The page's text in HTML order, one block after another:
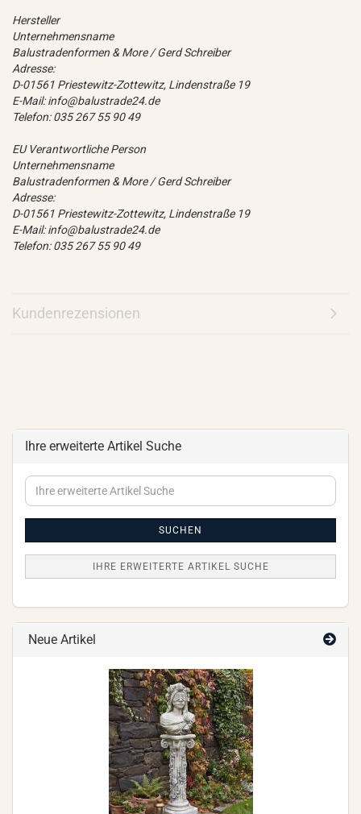
Hersteller
Unternehmensname
Balustradenformen & More / Gerd Schreiber
Adresse:
D-01561 Priestewitz-Zottewitz, Lindenstraße 19
E-Mail: info@balustrade24.de
Telefon: 035 267 55 90 49
EU Verantwortliche Person
Unternehmensname
Balustradenformen & More / Gerd Schreiber
Adresse:
D-01561 Priestewitz-Zottewitz, Lindenstraße 19
E-Mail: info@balustrade24.de
Telefon: 035 267 55 90 49
Kundenrezensionen
Ihre erweiterte Artikel Suche
Ihre
erweiterte
SUCHEN
IHRE ERWEITERTE ARTIKEL SUCHE
Neue Artikel